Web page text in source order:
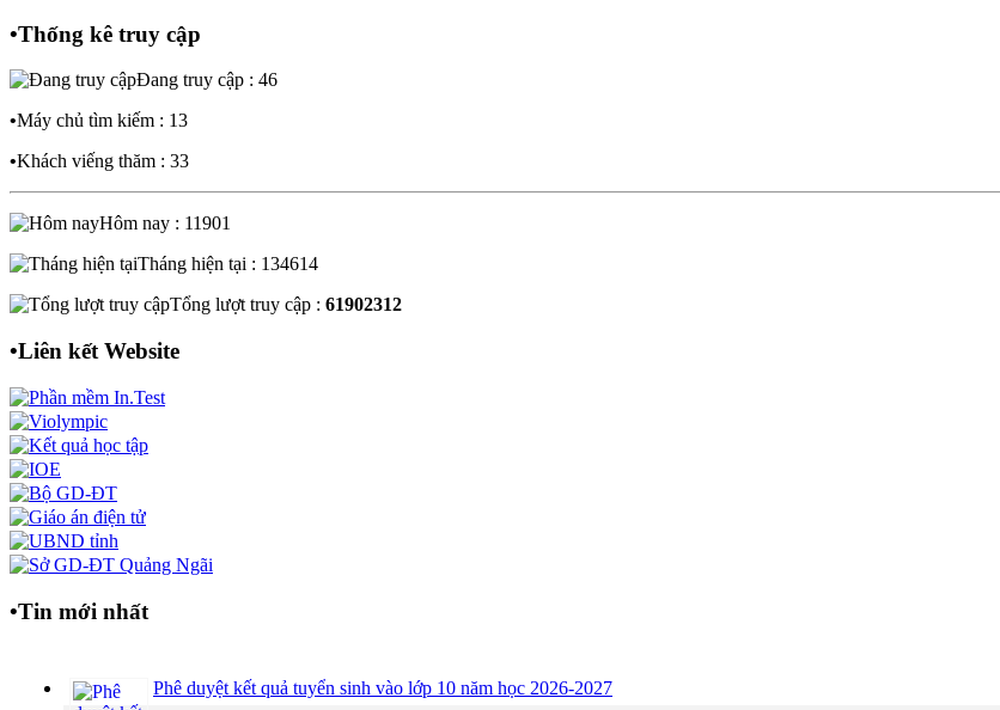
•Thống kê truy cập
Đang truy cập : 46
•Máy chủ tìm kiếm : 13
•Khách viếng thăm : 33
Hôm nay : 11901
Tháng hiện tại : 134614
Tổng lượt truy cập : 61902312
•Liên kết Website
•Tin mới nhất
Phê duyệt kết quả tuyển sinh vào lớp 10 năm học 2026-2027